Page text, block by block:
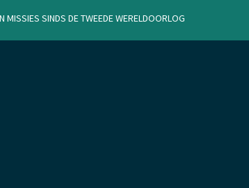
sinds de Tweede Wereldoorlog